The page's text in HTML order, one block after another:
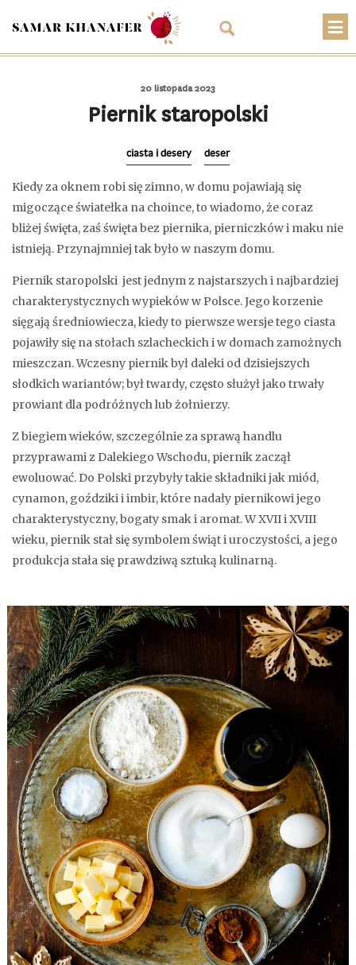
Przepisy
Kontakt
Sklep
PLN
20 listopada 2023
Piernik staropolski
ciasta i desery deser
Kiedy za oknem robi się zimno, w domu pojawiają się
migoczące światełka na choince, to wiadomo, że coraz
bliżej święta, zaś święta bez piernika, pierniczków i maku nie
istnieją. Przynajmniej tak było w naszym domu.
Piernik staropolski jest jednym z najstarszych i najbardziej
charakterystycznych wypieków w Polsce. Jego korzenie
sięgają średniowiecza, kiedy to pierwsze wersje tego ciasta
pojawiły się na stołach szlacheckich i w domach zamożnych
mieszczan. Wczesny piernik był daleki od dzisiejszych
słodkich wariantów; był twardy, często służył jako trwały
prowiant dla podróżnych lub żołnierzy.
Z biegiem wieków, szczególnie za sprawą handlu
przyprawami z Dalekiego Wschodu, piernik zaczął
ewoluować. Do Polski przybyły takie składniki jak miód,
cynamon, goździki i imbir, które nadały piernikowi jego
charakterystyczny, bogaty smak i aromat. W XVII i XVIII
wieku, piernik stał się symbolem świąt i uroczystości, a jego
produkcja stała się prawdziwą sztuką kulinarną.